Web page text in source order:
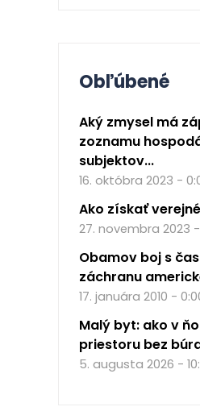
Obľúbené
Aký zmysel má
zoznamu
subjektov...
16. októbra 2023 -
Ako získať
27. novembra 2023
Obamov boj s
záchranu
17. januára 2010 -
Malý byt: ako v
priestoru bez
5. augusta 2026 -